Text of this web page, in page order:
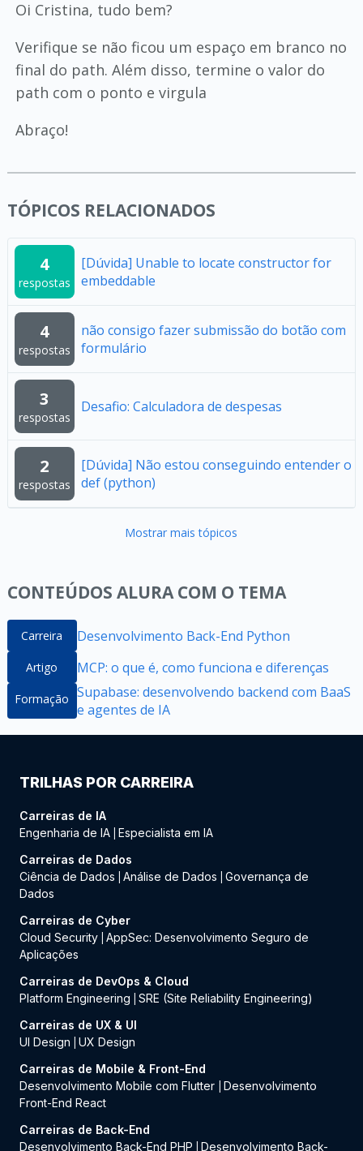
Oi Cristina, tudo bem?
Verifique se não ficou um espaço em branco no
final do path. Além disso, termine o valor do
path com o ponto e virgula
Abraço!
TÓPICOS RELACIONADOS
4
respostas
[Dúvida] Unable to locate constructor for
embeddable
4
respostas
não consigo fazer submissão do botão com
formulário
3
respostas
Desafio: Calculadora de despesas
2
respostas
[Dúvida] Não estou conseguindo entender o
def (python)
Mostrar mais tópicos
CONTEÚDOS ALURA COM O TEMA
Carreira Desenvolvimento Back-End Python
Artigo MCP: o que é, como funciona e diferenças
Formação Supabase: desenvolvendo backend com BaaS
e agentes de IA
TRILHAS POR CARREIRA
Carreiras de IA
Engenharia de IA Especialista em IA
Carreiras de Dados
Ciência de Dados
Análise de Dados
Governança de
Dados
Carreiras de Cyber
Cloud Security AppSec: Desenvolvimento Seguro de
Aplicações
Carreiras de DevOps & Cloud
Platform Engineering
SRE (Site Reliability Engineering)
Carreiras de UX & UI
UI Design
UX Design
Carreiras de Mobile & Front-End
Desenvolvimento Mobile com Flutter
Desenvolvimento
Front-End React
Carreiras de Back-End
Desenvolvimento Back-End PHP
Desenvolvimento Back-